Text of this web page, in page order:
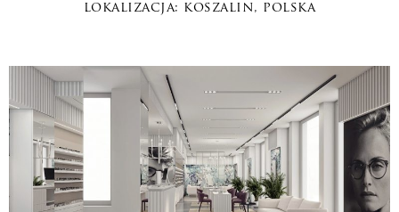
lokalizacja: koszalin, polska